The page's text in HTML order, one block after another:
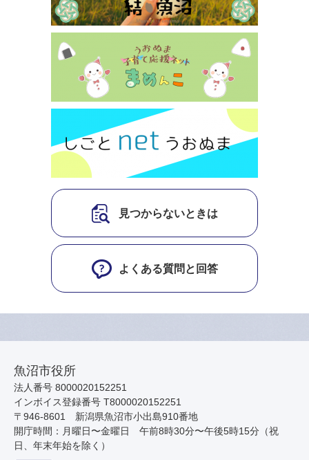
見つからないときは
よくある質問と回答
魚沼市役所
法人番号 8000020152251
インボイス登録番号 T8000020152251
〒946-8601 新潟県魚沼市小出島910番地
開庁時間：月曜日〜金曜日 午前8時30分〜午後5時15分（祝
日、年末年始を除く）